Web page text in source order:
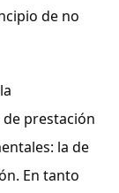
de no
prestación
la de
En tanto